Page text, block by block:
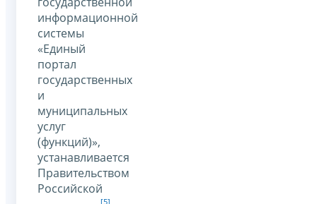
информационной
системы
«Единый
портал
государственных
и
муниципальных
услуг
(функций)»,
устанавливается
Правительством
Российской
[5]